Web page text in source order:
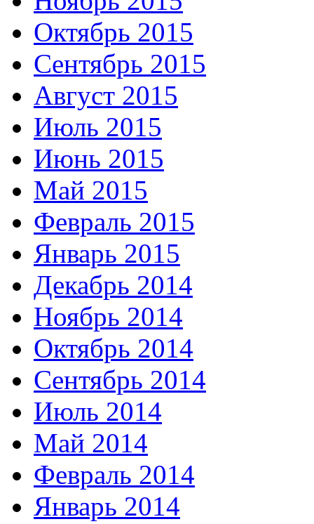
Октябрь 2015
Сентябрь 2015
Август 2015
Июль 2015
Июнь 2015
Май 2015
Февраль 2015
Январь 2015
Декабрь 2014
Ноябрь 2014
Октябрь 2014
Сентябрь 2014
Июль 2014
Май 2014
Февраль 2014
Январь 2014